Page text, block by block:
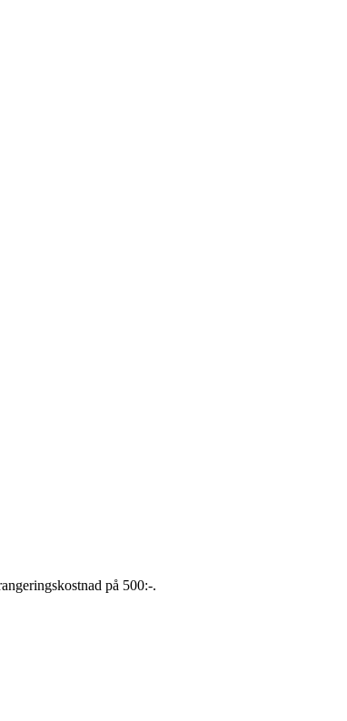
på 500:-.